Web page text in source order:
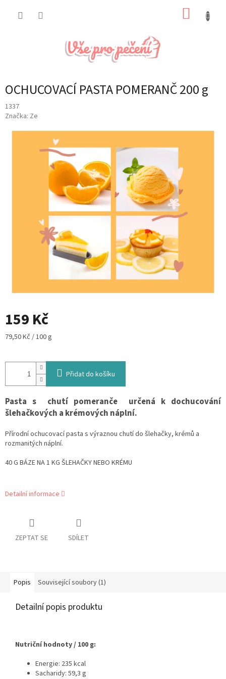
OCHUCOVACÍ PASTA POMERANČ 200 g
1337
Značka: Ze
159 Kč
Měrná
79,50 Kč / 100 g
Přidat do košíku
Pasta s chutí pomeranče určená k dochucování
šlehačkových a krémových náplní.
Přírodní ochucovací pasta s výraznou chutí do šlehačky, krémů a
rozmanitých náplní.
40 G BÁZE NA 1 KG ŠLEHAČKY NEBO KRÉMU
Detailní informace
ZEPTAT SE SDÍLET
Popis Související soubory (1)
Detailní popis produktu
Nutriční hodnoty / 100 g:
Energie: 235 kcal
Sacharidy: 59,3 g